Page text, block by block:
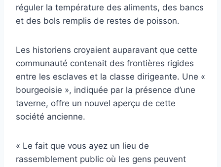
réguler la température des aliments, des bancs
et des bols remplis de restes de poisson.
Les historiens croyaient auparavant que cette
communauté contenait des frontières rigides
entre les esclaves et la classe dirigeante. Une «
bourgeoisie », indiquée par la présence d’une
taverne, offre un nouvel aperçu de cette
société ancienne.
« Le fait que vous ayez un lieu de
rassemblement public où les gens peuvent